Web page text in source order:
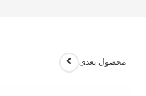
محصول بعدی